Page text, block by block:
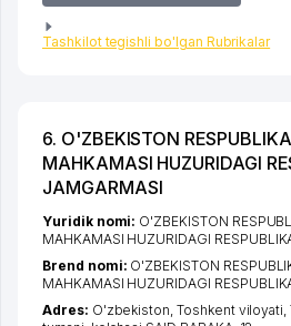
Tashkilot tegishli bo'lgan Rubrikalar
6. O'ZBEKISTON
MAHKAMASI HUZURIDAGI
JAMGARMASI
Yuridik nomi: O'ZBEKISTON
MAHKAMASI HUZURIDAGI
Brend nomi: O'ZBEKISTON
MAHKAMASI HUZURIDAGI
Adres: O'zbekiston,Toshkent viloyati,